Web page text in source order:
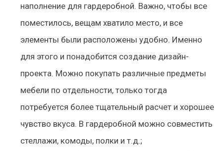
наполнение для гардеробной. Важно, чтобы все
поместилось, вещам хватило место, и все
элементы были расположены удобно. Именно
для этого и понадобится создание дизайн-
проекта. Можно покупать различные предметы
мебели по отдельности, только тогда
потребуется более тщательный расчет и хорошее
чувство вкуса. В гардеробной можно совместить
стеллажи, комоды, полки и т.д.;